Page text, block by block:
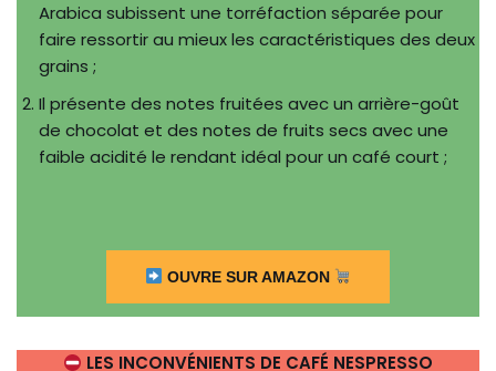
Arabica subissent une torréfaction séparée pour
faire ressortir au mieux les caractéristiques des deux
grains ;
Il présente des notes fruitées avec un arrière-goût
de chocolat et des notes de fruits secs avec une
faible acidité le rendant idéal pour un café court ;
OUVRE SUR AMAZON
LES INCONVÉNIENTS DE CAFÉ NESPRESSO